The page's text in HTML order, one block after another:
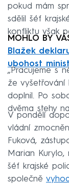
pokud mám
sdělil šéf
konfliktu však
MOHLO BY
Blažek
ubohost
„Pracujeme s
že vyšetřování
doplnil. Po
dvěma stehy
V pondělí
vládní
Fuková,
Marian Kurylo,
šéf krajské
společně